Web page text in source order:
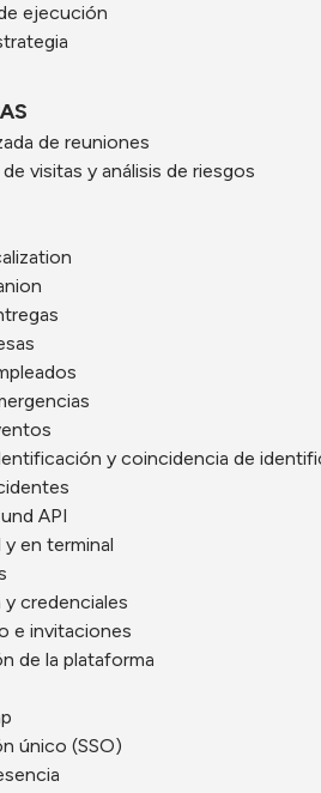
ejecución
de reuniones
visitas y análisis de riesgos
y coincidencia de
API
en terminal
credenciales
e invitaciones
de la plataforma
único (SSO)